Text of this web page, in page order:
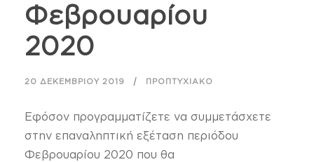
Φεβρουαρίου
2020
20 ΔΕΚΕΜΒΡΊΟΥ 2019 ΠΡΟΠΤΥΧΙΑΚΌ
Εφόσον προγραμματίζετε να συμμετάσχετε
στην επαναληπτική εξέταση περιόδου
Φεβρουαρίου 2020 που θα